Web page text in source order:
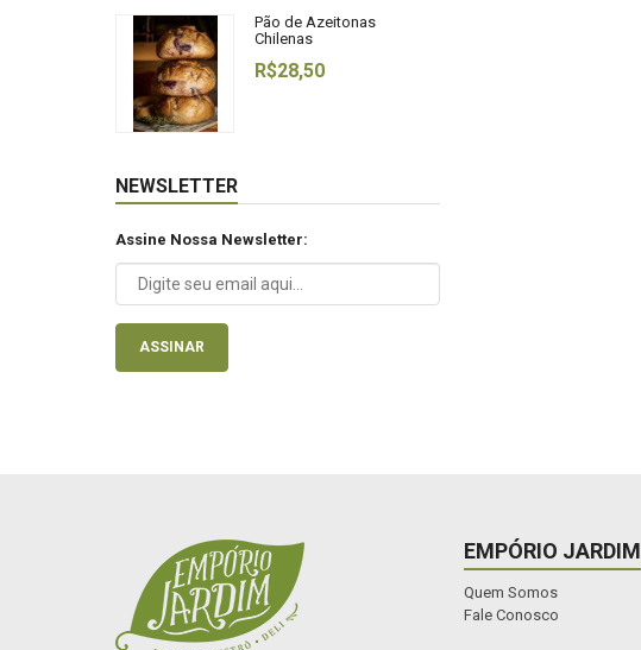
Pão de Azeitonas
Chilenas
R$28,50
NEWSLETTER
Assine Nossa Newsletter:
ASSINAR
EMPÓRIO JARDIM
Quem Somos
Fale Conosco